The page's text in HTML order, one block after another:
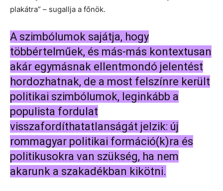
plakátra” – sugallja a főnök.
A szimbólumok sajátja, hogy
többértelműek, és más-más kontextusan
akár egymásnak ellentmondó jelentést
hordozhatnak, de a most felszínre került
politikai szimbólumok, leginkább a
populista fordulat
visszafordíthatatlanságát jelzik: új
rommagyar politikai formáció(k)ra és
politikusokra van szükség, ha nem
akarunk a szakadékban kikötni.